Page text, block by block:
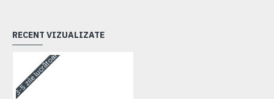
RECENT VIZUALIZATE
3-5 zile lucrătoare